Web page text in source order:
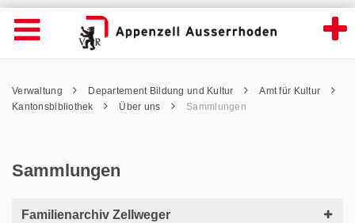
Sammlungen - Appenzell Ausserrhoden
Wichtige
Seiten
Home
Inhalt
Kontakt
Navigation öffnen
Inhalt
Pfadnavigation
Verwaltung Departement Bildung und Kultur
Amt für Kultur
Kantonsbibliothek
Über uns Sammlungen
Sammlungen
Familienarchiv Zellweger